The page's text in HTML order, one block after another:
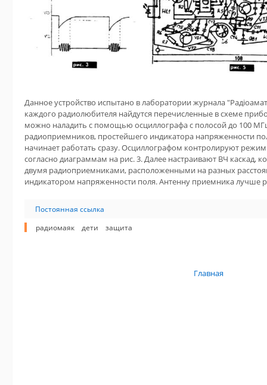
Данное устройство испытано в лаборатории журнала
каждого радиолюбителя найдутся перечисленные в схеме
можно наладить с помощью осциллографа с полосой до 100
радиоприемников, простейшего индикатора напряженности
начинает работать сразу. Осциллографом контролируют
согласно диаграммам на рис. 3. Далее настраивают ВЧ каскад,
двумя радиоприемниками, расположенными на разных
индикатором напряженности поля. Антенну приемника лучше
Постоянная ссылка
радиомаяк
дети защита
Главная